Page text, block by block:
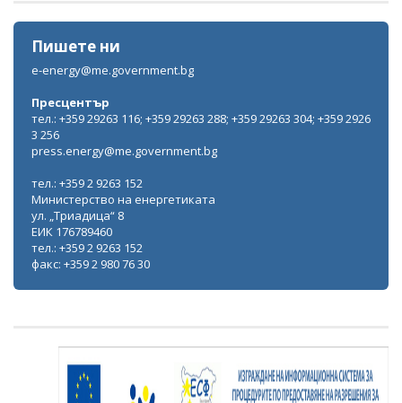
Пишете ни
e-energy@me.government.bg
Пресцентър
тел.: +359 29263 116; +359 29263 288; +359 29263 304; +359 2926
3 256
press.energy@me.government.bg
тел.: +359 2 9263 152
Министерство на енергетиката
ул. „Триадица“ 8
ЕИК 176789460
тел.: +359 2 9263 152
факс: +359 2 980 76 30